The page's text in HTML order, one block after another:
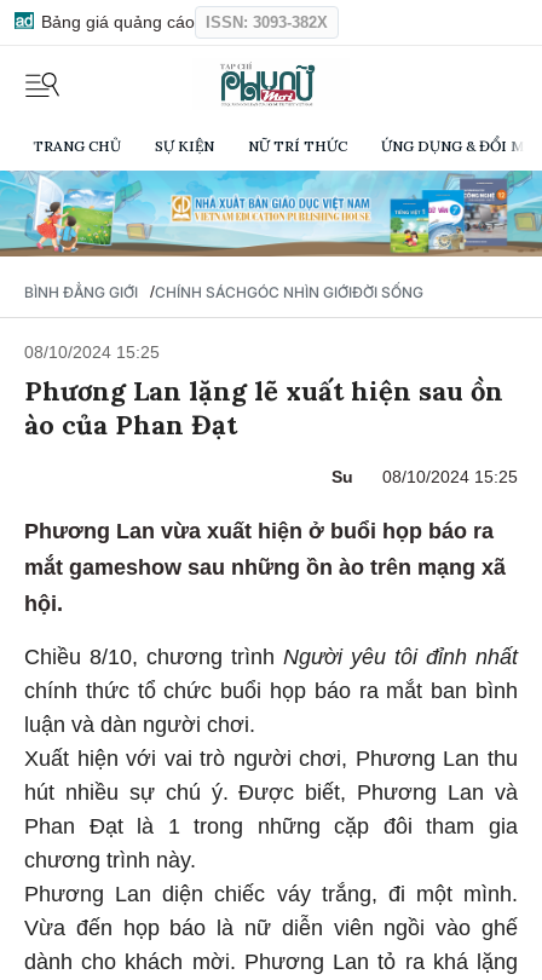
Bảng giá quảng cáo ISSN: 3093-382X
TRANG CHỦ SỰ KIỆN NỮ TRÍ THỨC ỨNG DỤNG & ĐỔI
BÌNH ĐẲNG GIỚI /CHÍNH SÁCHGÓC NHÌN GIỚIĐỜI SỐNG
08/10/2024 15:25
Phương Lan lặng lẽ xuất hiện sau ồn
ào của Phan Đạt
Su 08/10/2024 15:25
Phương Lan vừa xuất hiện ở buổi họp báo ra
mắt gameshow sau những ồn ào trên mạng xã
hội.
Chiều 8/10, chương trình Người yêu tôi đỉnh nhất
chính thức tổ chức buổi họp báo ra mắt ban bình
luận và dàn người chơi.
Xuất hiện với vai trò người chơi, Phương Lan thu
hút nhiều sự chú ý. Được biết, Phương Lan và
Phan Đạt là 1 trong những cặp đôi tham gia
chương trình này.
Phương Lan diện chiếc váy trắng, đi một mình.
Vừa đến họp báo là nữ diễn viên ngồi vào ghế
dành cho khách mời. Phương Lan tỏ ra khá lặng